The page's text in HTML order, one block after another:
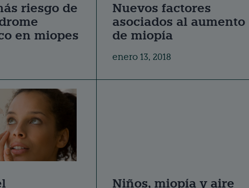
riesgo de
en miopes
Nuevos factores
asociados al aumento
de miopía
enero 13, 2018
Niños, miopía y aire